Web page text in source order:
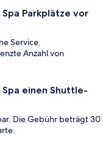
Parkplätze vor
Service.
Anzahl von
einen Shuttle-
Die Gebühr beträgt 30